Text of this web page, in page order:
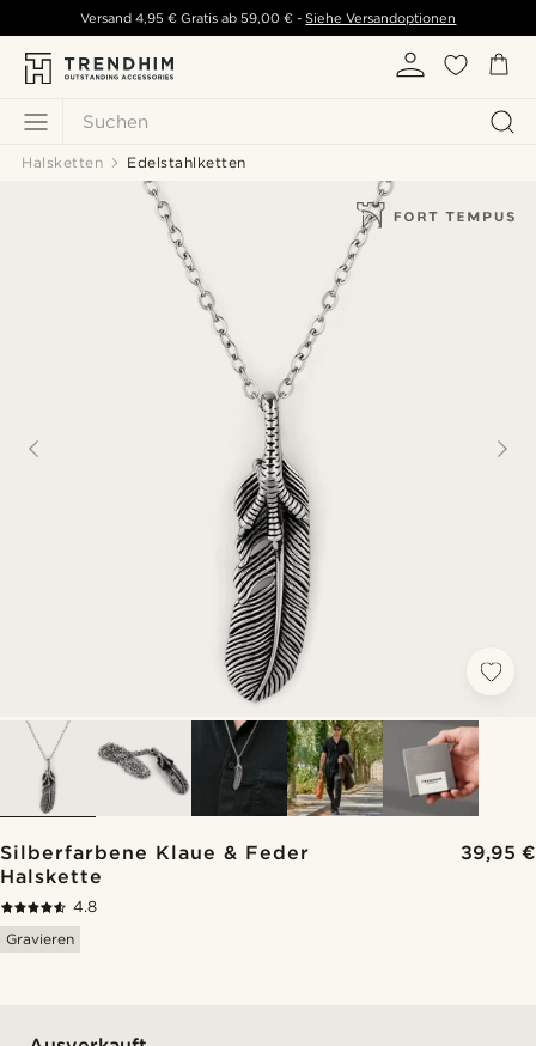
Suchen
Versand 4,95 € Gratis ab 59,00 € - Siehe Versandoptionen
Halsketten Edelstahlketten
Silberfarbene Klaue & Feder
Halskette
39,95 €
4.8
Gravieren